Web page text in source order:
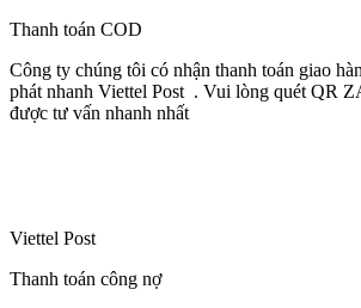
Thanh toán COD
Công ty chúng tôi có nhận thanh toán giao
phát nhanh Viettel Post . Vui lòng quét QR
được tư vấn nhanh nhất
Viettel Post
Thanh toán công nợ